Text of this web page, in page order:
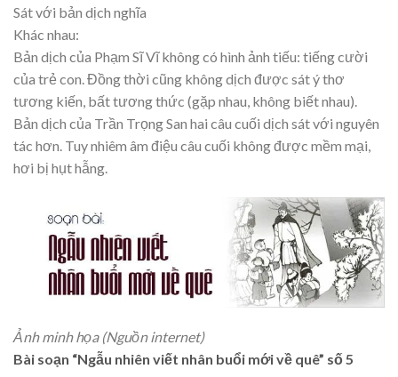
Sát với bản dịch nghĩa
Khác nhau:
Bản dịch của Phạm Sĩ Vĩ không có hình ảnh tiếu: tiếng cười
của trẻ con. Đồng thời cũng không dịch được sát ý thơ
tương kiến, bất tương thức (gặp nhau, không biết nhau).
Bản dịch của Trần Trọng San hai câu cuối dịch sát với nguyên
tác hơn. Tuy nhiêm âm điệu câu cuối không được mềm mại,
hơi bị hụt hẫng.
Ảnh minh họa (Nguồn internet)
Bài soạn “Ngẫu nhiên viết nhân buổi mới về quê” số 5